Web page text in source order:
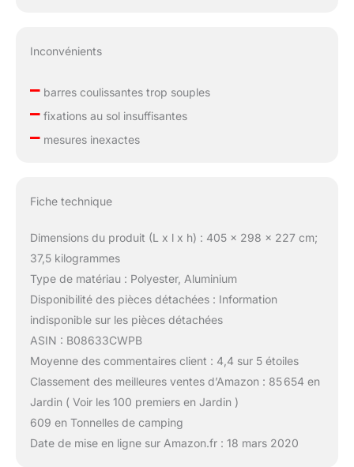
Inconvénients
–barres coulissantes trop souples
–fixations au sol insuffisantes
–mesures inexactes
Fiche technique
Dimensions du produit (L x l x h) : 405 x 298 x 227 cm;
37,5 kilogrammes
Type de matériau : Polyester, Aluminium
Disponibilité des pièces détachées : Information
indisponible sur les pièces détachées
ASIN : B08633CWPB
Moyenne des commentaires client : 4,4 sur 5 étoiles
Classement des meilleures ventes d’Amazon : 85 654 en
Jardin ( Voir les 100 premiers en Jardin )
609 en Tonnelles de camping
Date de mise en ligne sur Amazon.fr : 18 mars 2020